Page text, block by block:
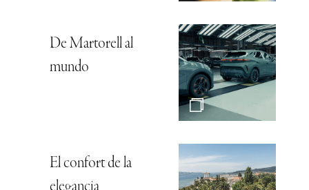
De Martorell al
mundo
El confort de la